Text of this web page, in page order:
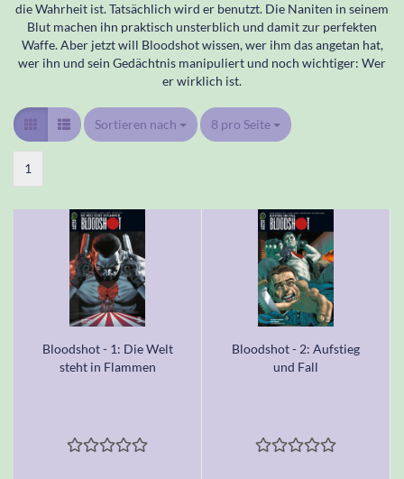
die Wahrheit ist. Tatsächlich wird er benutzt. Die Naniten in seinem
Blut machen ihn praktisch unsterblich und damit zur perfekten
Waffe. Aber jetzt will Bloodshot wissen, wer ihm das angetan hat,
wer ihn und sein Gedächtnis manipuliert und noch wichtiger: Wer
er wirklich ist.
Sortieren nach
Sortieren nach 8 pro Seite
pro Seite
1
Bloodshot - 1: Die Welt
steht in Flammen
Bloodshot - 2: Aufstieg
und Fall